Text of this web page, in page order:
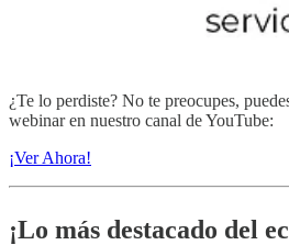
¿Te lo perdiste? No te preocupes,
webinar en nuestro canal de YouTube:
¡Ver Ahora!
¡Lo más destacado del